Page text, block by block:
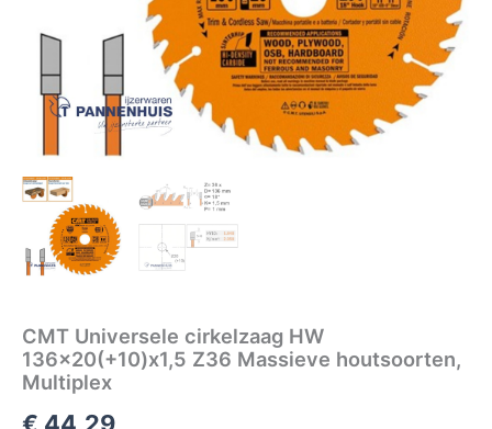
CMT Universele cirkelzaag HW
136×20(+10)x1,5 Z36 Massieve houtsoorten,
Multiplex
€ 44,29